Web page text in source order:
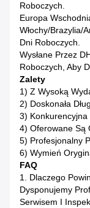
Roboczych.
Europa
Włochy/Brazylia/
Dni Roboczych.
Wysłane Przez
Roboczych, Aby
Zalety
1) Z Wysoką
2) Doskonała
3) Konkurencyjna
4) Oferowane Są
5) Profesjonalny
6) Wymień
FAQ
1. Dlaczego
Dysponujemy
Serwisem I